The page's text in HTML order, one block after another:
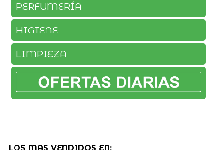
PERFUMERÍA
HIGIENE
LIMPIEZA
LOS MAS VENDIDOS EN: